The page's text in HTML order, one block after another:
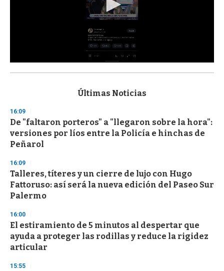
s
d
s
o
f
3
s
e
c
o
n
Últimas Noticias
16:09
De "faltaron porteros" a "llegaron sobre la hora":
versiones por líos entre la Policía e hinchas de
Peñarol
16:09
Talleres, títeres y un cierre de lujo con Hugo
Fattoruso: así será la nueva edición del Paseo Sur
Palermo
16:00
El estiramiento de 5 minutos al despertar que
ayuda a proteger las rodillas y reduce la rigidez
articular
15:55